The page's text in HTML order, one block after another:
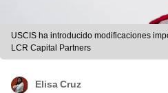
USCIS ha introducido modificaciones
LCR Capital Partners
Elisa Cruz